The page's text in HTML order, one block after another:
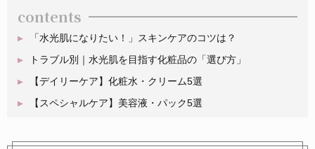
contents
「水光肌になりたい！」スキンケアのコツは？
トラブル別｜水光肌を目指す化粧品の「選び方」
【デイリーケア】化粧水・クリーム5選
【スペシャルケア】美容液・パック5選